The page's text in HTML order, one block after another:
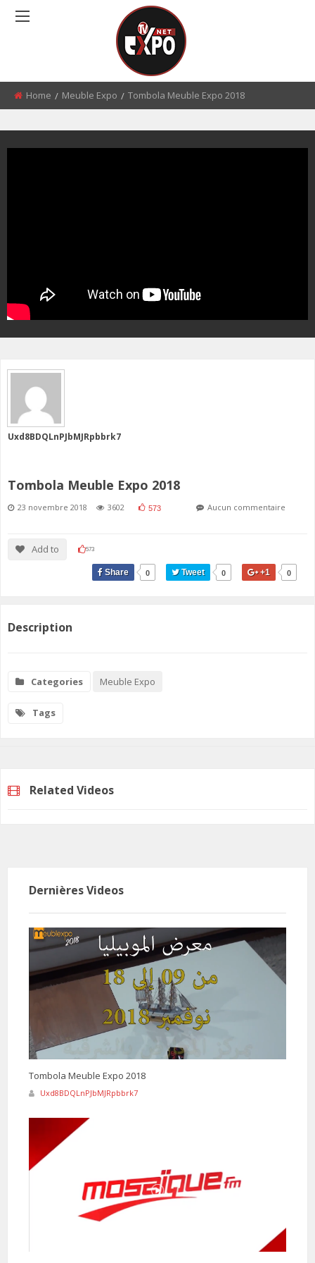
Home Meuble Expo Tombola Meuble Expo 2018
Uxd8BDQLnPJbMJRpbbrk7
Tombola Meuble Expo 2018
23 novembre 2018 3602 573 Aucun commentaire
Add to 573
Share 0 Tweet 0 +1 0
Description
Categories Meuble Expo
Tags
Related Videos
Dernières Videos
Tombola Meuble Expo 2018
Uxd8BDQLnPJbMJRpbbrk7